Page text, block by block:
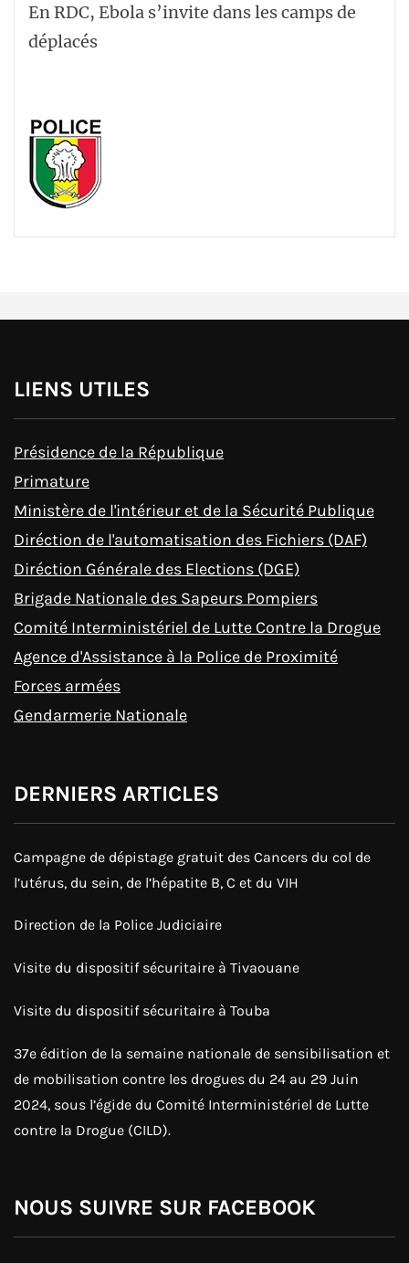
En RDC, Ebola s’invite dans les camps de
déplacés
LIENS UTILES
Présidence de la République
Primature
Ministère de l'intérieur et de la Sécurité Publique
Diréction de l'automatisation des Fichiers (DAF)
Diréction Générale des Elections (DGE)
Brigade Nationale des Sapeurs Pompiers
Comité Interministériel de Lutte Contre la Drogue
Agence d'Assistance à la Police de Proximité
Forces armées
Gendarmerie Nationale
DERNIERS ARTICLES
Campagne de dépistage gratuit des Cancers du col de
l’utérus, du sein, de l’hépatite B, C et du VIH
Direction de la Police Judiciaire
Visite du dispositif sécuritaire à Tivaouane
Visite du dispositif sécuritaire à Touba
37e édition de la semaine nationale de sensibilisation et
de mobilisation contre les drogues du 24 au 29 Juin
2024, sous l’égide du Comité Interministériel de Lutte
contre la Drogue (CILD).
NOUS SUIVRE SUR FACEBOOK